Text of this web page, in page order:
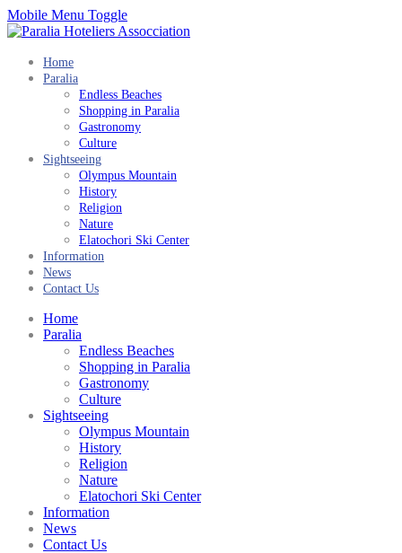
Mobile Menu Toggle
Home
Paralia
Endless Beaches
Shopping in Paralia
Gastronomy
Culture
Sightseeing
Olympus Mountain
History
Religion
Nature
Elatochori Ski Center
Information
News
Contact Us
Home
Paralia
Endless Beaches
Shopping in Paralia
Gastronomy
Culture
Sightseeing
Olympus Mountain
History
Religion
Nature
Elatochori Ski Center
Information
News
Contact Us